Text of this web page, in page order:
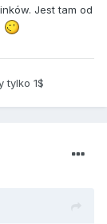
Jest tam od
tylko 1$